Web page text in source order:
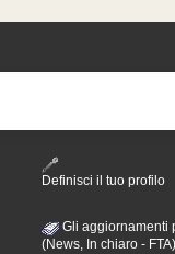
Definisci il tuo profilo
Gli aggiornamenti
(News, In chiaro - FTA)